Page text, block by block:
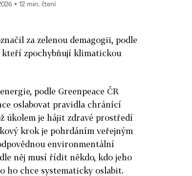
▪ 12 min. čtení
za zelenou demagogii, podle
kteří zpochybňují klimatickou
podle Greenpeace ČR
oslabovat pravidla chránící
úkolem je hájit zdravé prostředí
krok je pohrdáním veřejným
environmentální
něj musí řídit někdo, kdo jeho
ho chce systematicky oslabit.